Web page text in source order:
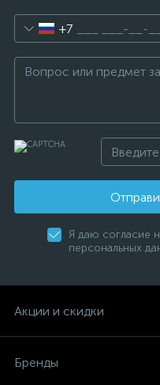
+7
Я даю согласие
персональных
Акции и скидки
Бренды